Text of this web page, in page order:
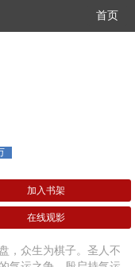
首页
加入书架
在线观影
，众生为棋子。圣人不